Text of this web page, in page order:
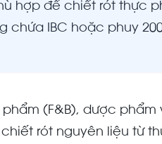
hợp để chiết rót thực
chứa IBC hoặc phuy
phẩm (F&B), dược
rót nguyên liệu từ